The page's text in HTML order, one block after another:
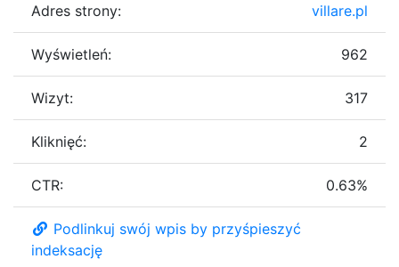
Adres strony: villare.pl
Wyświetleń: 962
Wizyt: 317
Kliknięć: 2
CTR: 0.63%
Podlinkuj swój wpis by przyśpieszyć
indeksację